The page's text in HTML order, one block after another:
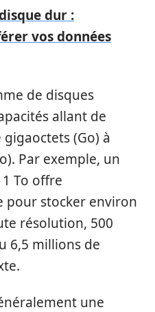
dur :
vos données
de disques
allant de
(Go) à
Par exemple, un
To offre
pour stocker environ
résolution, 500
6,5 millions de
une